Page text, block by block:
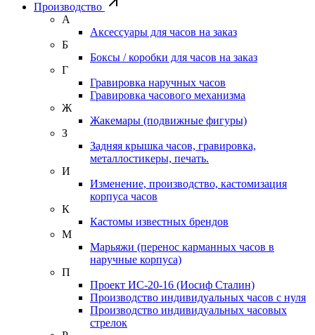
Производство
А
Аксессуары для часов на заказ
Б
Боксы / коробки для часов на заказ
Г
Гравировка наручных часов
Гравировка часового механизма
Ж
Жакемары (подвижные фигуры)
З
Задняя крышка часов, гравировка,
металлостикеры, печать.
И
Изменение, производство, кастомизация
корпуса часов
К
Кастомы известных брендов
М
Марьяжи (перенос карманных часов в
наручные корпуса)
П
Проект ИС-20-16 (Иосиф Сталин)
Производство индивидуальных часов с нуля
Производство индивидуальных часовых
стрелок